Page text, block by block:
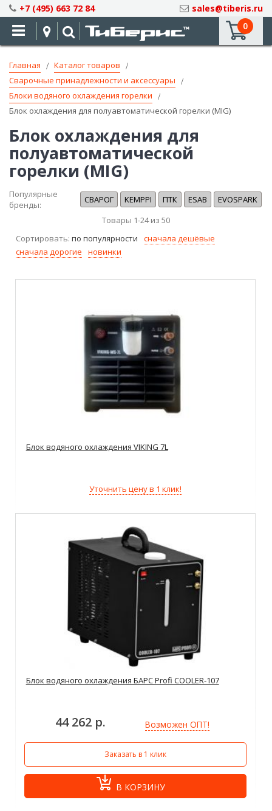
Skip
to
Content
+7 (495) 663 72 84
sales@tiberis.ru
0
Главная
Каталог товаров
Сварочные принадлежности и аксессуары
Блоки водяного охлаждения горелки
Блок охлаждения для полуавтоматической горелки (MIG)
Блок охлаждения для
полуавтоматической
горелки (MIG)
Популярные
бренды:
СВАРОГ KEMPPI ПТК ESAB
EVOSPARK
Товары 1-24из 50
Сортировать: по популярности
сначала дешёвые
сначала дорогие
новинки
Блок водяного охлаждения VIKING 7L
Уточнить цену в 1 клик!
Блок водяного охлаждения БАРС Profi COOLER-107
44 262 р. Возможен ОПТ!
Заказать в 1 клик
В КОРЗИНУ